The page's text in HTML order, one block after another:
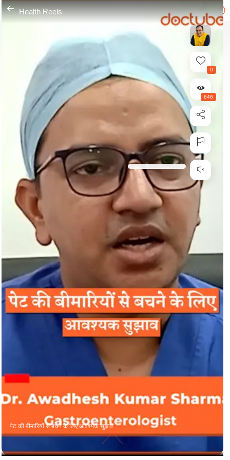
---
Health Reels
पेट की बीमारियों से बचने के लिए आवश्यक सुझाव
0
646